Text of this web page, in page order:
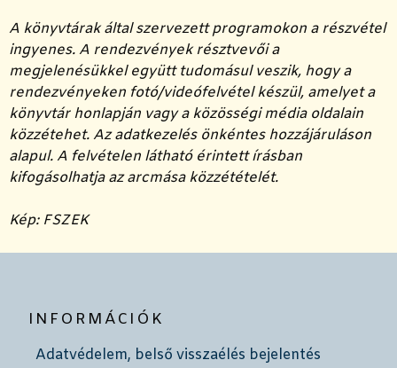
A könyvtárak által szervezett programokon a részvétel
ingyenes. A rendezvények résztvevői a
megjelenésükkel együtt tudomásul veszik, hogy a
rendezvényeken fotó/videófelvétel készül, amelyet a
könyvtár honlapján vagy a közösségi média oldalain
közzétehet. Az adatkezelés önkéntes hozzájáruláson
alapul. A felvételen látható érintett írásban
kifogásolhatja az arcmása közzétételét.
Kép: FSZEK
INFORMÁCIÓK
Adatvédelem, belső visszaélés bejelentés